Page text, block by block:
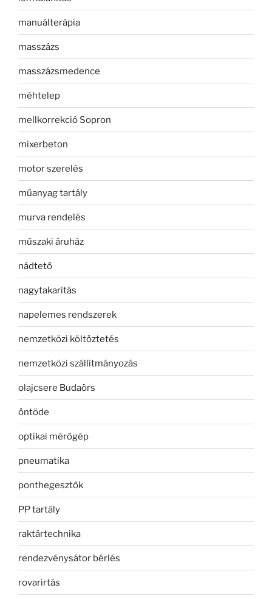
manuálterápia
masszázs
masszázsmedence
méhtelep
mellkorrekció Sopron
mixerbeton
motor szerelés
műanyag tartály
murva rendelés
műszaki áruház
nádtető
nagytakarítás
napelemes rendszerek
nemzetközi költöztetés
nemzetközi szállítmányozás
olajcsere Budaörs
öntöde
optikai mérőgép
pneumatika
ponthegesztők
PP tartály
raktártechnika
rendezvénysátor bérlés
rovarirtás